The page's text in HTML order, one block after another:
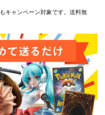
もキャンペーン対象です。送料無